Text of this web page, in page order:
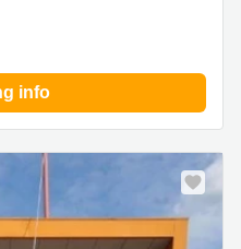
info